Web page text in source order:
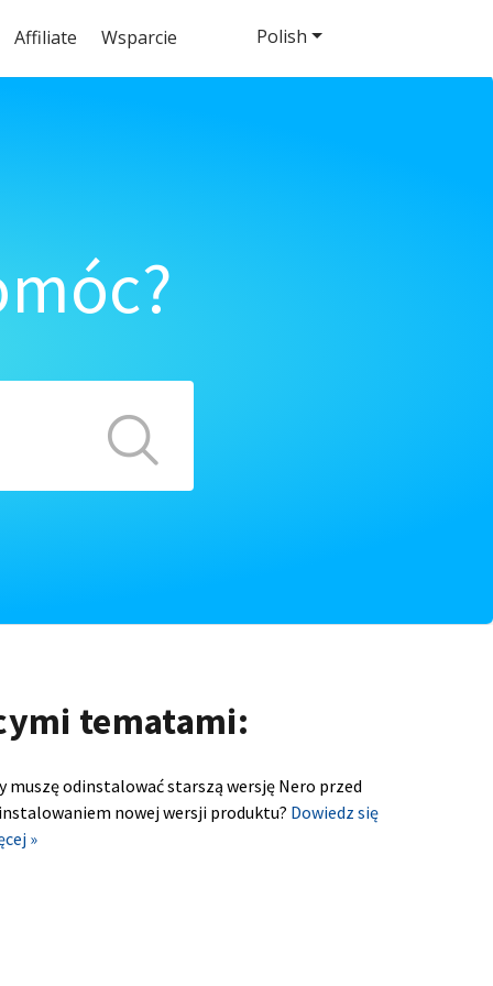
Affiliate Wsparcie
tematami:
muszę odinstalować starszą wersję Nero przed
nowej wersji produktu? Dowiedz się
»
Polish